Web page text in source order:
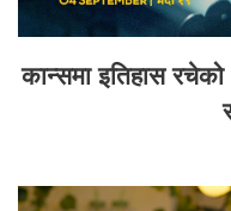
कान्समा इतिहास